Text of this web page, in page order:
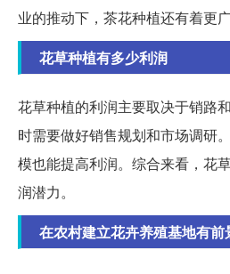
业的推动下，茶花种植还有着更
花草种植有多少利润
花草种植的利润主要取决于销路
时需要做好销售规划和市场调研
模也能提高利润。综合来看，花
润潜力。
在农村建立花卉养殖基地有前